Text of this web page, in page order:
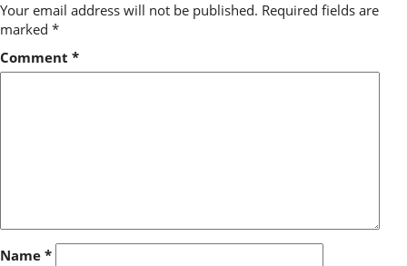
Your email address will not be published. Required fields are
marked *
Comment *
Name *